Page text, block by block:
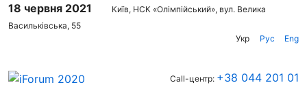
18 червня 2021
Київ, НСК «Олімпійський», вул. Велика
Васильківська, 55
Укр
Рус Eng
Call-центр: +38 044 201 01